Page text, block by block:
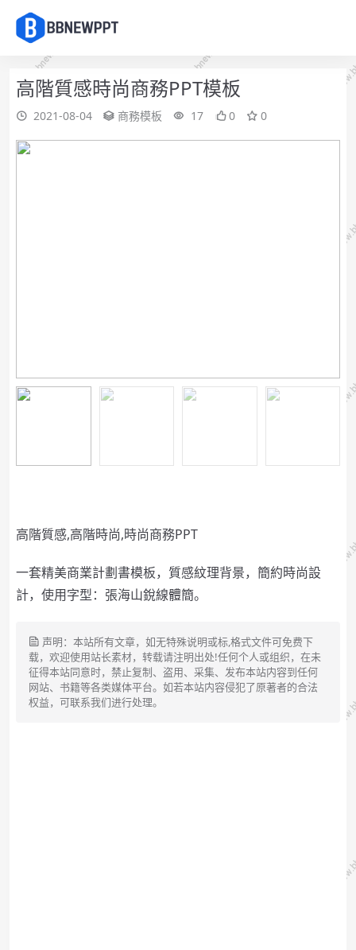
高階質感時尚商務PPT模板
2021-08-04 商務模板 17 0 0
高階質感,高階時尚,時尚商務PPT
一套精美商業計劃書模板，質感紋理背景，簡約時尚設
計，使用字型：張海山銳線體簡。
声明：本站所有文章，如无特殊说明或标,格式文件可免费下
载，欢迎使用站长素材，转载请注明出处!任何个人或组织，在未
征得本站同意时，禁止复制、盗用、采集、发布本站内容到任何
网站、书籍等各类媒体平台。如若本站内容侵犯了原著者的合法
权益，可联系我们进行处理。